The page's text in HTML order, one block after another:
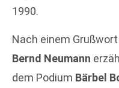
1990.
Nach einem
Bernd Neumann
dem Podium Bärbel